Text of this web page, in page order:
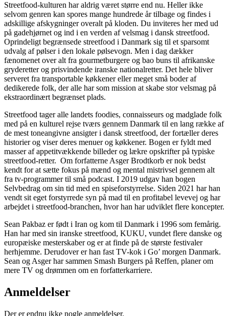
Streetfood-kulturen har aldrig været større end nu. Heller ikke
selvom genren kan spores mange hundrede år tilbage og findes i
adskillige afskygninger overalt på kloden. Du inviteres her med ud
på gadehjørnet og ind i en verden af velsmag i dansk streetfood.
Oprindeligt begrænsede streetfood i Danmark sig til et sparsomt
udvalg af pølser i den lokale pølsevogn. Men i dag dækker
fænomenet over alt fra gourmetburgere og bao buns til afrikanske
gryderetter og prisvindende iranske nationalretter. Det hele bliver
serveret fra transportable køkkener eller meget små boder af
dedikerede folk, der alle har som mission at skabe stor velsmag på
ekstraordinært begrænset plads.
Streetfood tager alle landets foodies, connaisseurs og madglade folk
med på en kulturel rejse tværs gennem Danmark til en lang række af
de mest toneangivne ansigter i dansk streetfood, der fortæller deres
historier og viser deres menuer og køkkener. Bogen er fyldt med
masser af appetitvækkende billeder og lækre opskrifter på typiske
streetfood-retter. Om forfatterne Asger Brodtkorb er nok bedst
kendt for at sætte fokus på mænd og mental mistrivsel gennem alt
fra tv-programmer til små podcast. I 2019 udgav han bogen
Selvbedrag om sin tid med en spiseforstyrrelse. Siden 2021 har han
vendt sit eget forstyrrede syn på mad til en profitabel levevej og har
arbejdet i streetfood-branchen, hvor han har udviklet flere koncepter.
Sean Pakbaz er født i Iran og kom til Danmark i 1996 som femårig.
Han har med sin iranske streetfood, KUKU, vundet flere danske og
europæiske mesterskaber og er at finde på de største festivaler
herhjemme. Derudover er han fast TV-kok i Go’ morgen Danmark.
Sean og Asger har sammen Smash Burgers på Reffen, planer om
mere TV og drømmen om en forfatterkarriere.
Anmeldelser
Der er endnu ikke nogle anmeldelser.